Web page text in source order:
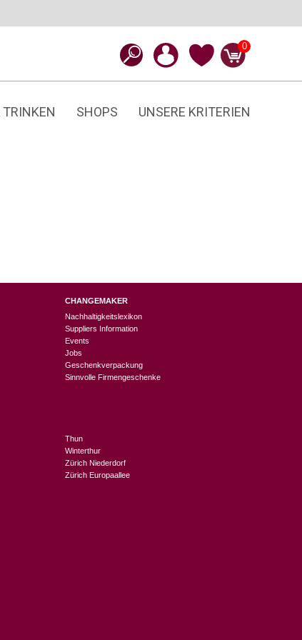
0
TRINKEN SHOPS UNSERE KRITERIEN
CHANGEMAKER
Nachhaltigkeitslexikon
Suppliers Information
Events
Jobs
Geschenkverpackung
Sinnvolle Firmengeschenke
Thun
Winterthur
Zürich Niederdorf
Zürich Europaallee